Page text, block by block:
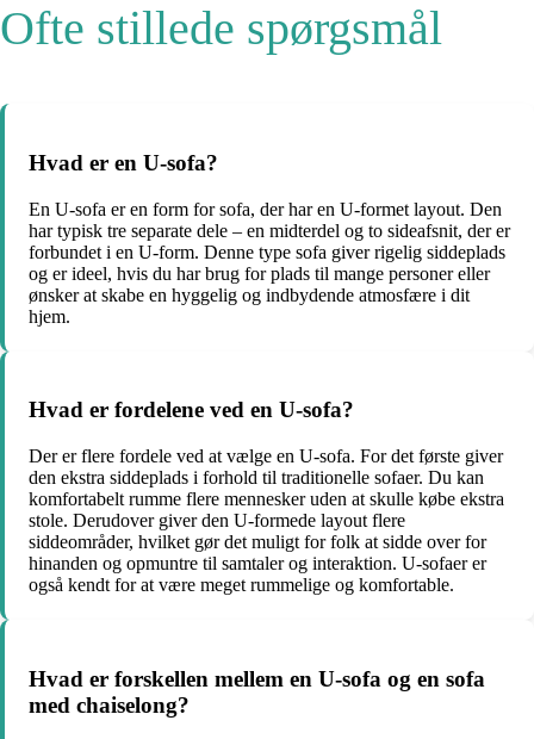
Ofte stillede spørgsmål
Hvad er en U-sofa?
En U-sofa er en form for sofa, der har en U-formet layout. Den
har typisk tre separate dele – en midterdel og to sideafsnit, der er
forbundet i en U-form. Denne type sofa giver rigelig siddeplads
og er ideel, hvis du har brug for plads til mange personer eller
ønsker at skabe en hyggelig og indbydende atmosfære i dit
hjem.
Hvad er fordelene ved en U-sofa?
Der er flere fordele ved at vælge en U-sofa. For det første giver
den ekstra siddeplads i forhold til traditionelle sofaer. Du kan
komfortabelt rumme flere mennesker uden at skulle købe ekstra
stole. Derudover giver den U-formede layout flere
siddeområder, hvilket gør det muligt for folk at sidde over for
hinanden og opmuntre til samtaler og interaktion. U-sofaer er
også kendt for at være meget rummelige og komfortable.
Hvad er forskellen mellem en U-sofa og en sofa
med chaiselong?